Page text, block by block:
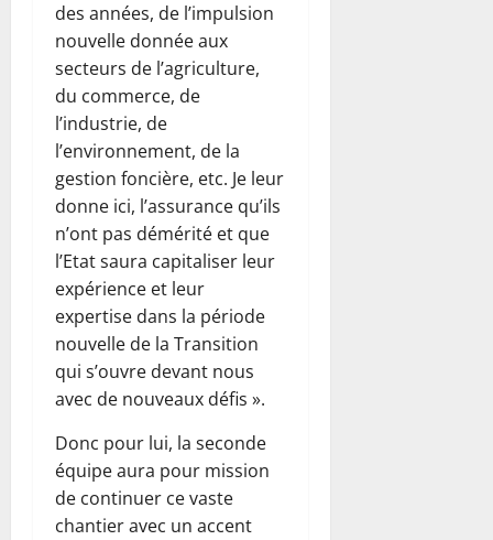
des années, de l’impulsion
nouvelle donnée aux
secteurs de l’agriculture,
du commerce, de
l’industrie, de
l’environnement, de la
gestion foncière, etc. Je leur
donne ici, l’assurance qu’ils
n’ont pas démérité et que
l’Etat saura capitaliser leur
expérience et leur
expertise dans la période
nouvelle de la Transition
qui s’ouvre devant nous
avec de nouveaux défis ».
Donc pour lui, la seconde
équipe aura pour mission
de continuer ce vaste
chantier avec un accent